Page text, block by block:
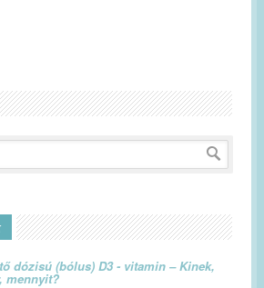
dózisú (bólus) D3 - vitamin – Kinek,
mennyit?